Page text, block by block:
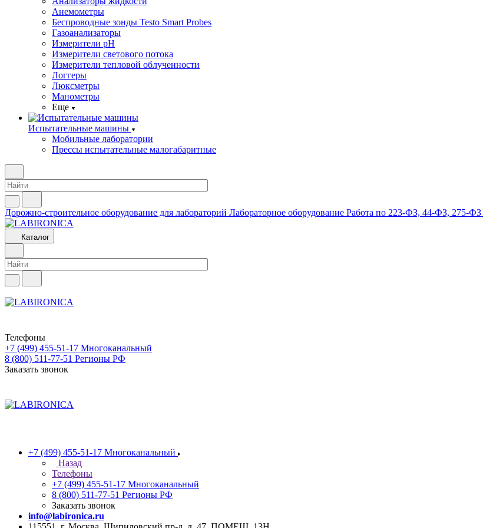
Анемометры
Беспроводные зонды Testo Smart Probes
Газоанализаторы
Измерители pH
Измерители светового потока
Измерители тепловой облученности
Логгеры
Люксметры
Манометры
Еще
Испытательные машины
Мобильные лаборатории
Прессы испытательные малогабаритные
Дорожно-строительное оборудование для лабораторий Лабораторное оборудование Работа по 223-ФЗ, 44-ФЗ, 275-ФЗ
Каталог
Телефоны
+7 (499) 455-51-17 Многоканальный
8 (800) 511-77-51 Регионы РФ
Заказать звонок
+7 (499) 455-51-17 Многоканальный
Назад
Телефоны
+7 (499) 455-51-17 Многоканальный
8 (800) 511-77-51 Регионы РФ
Заказать звонок
info@labironica.ru